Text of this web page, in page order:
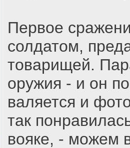
Первое
солдатом,
товарищей.
оружия - и он
валяется и
так
вояке, - можем